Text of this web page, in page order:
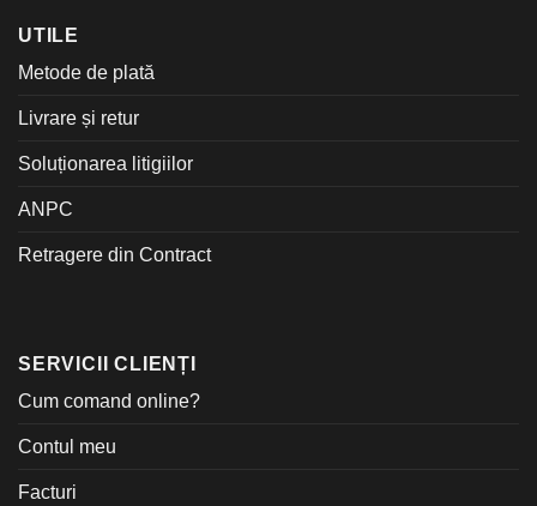
UTILE
Metode de plată
Livrare și retur
Soluționarea litigiilor
ANPC
Retragere din Contract
SERVICII CLIENȚI
Cum comand online?
Contul meu
Facturi